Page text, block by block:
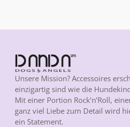
Unsere Mission? Accessoires
einzigartig sind wie die
Mit einer Portion Rock’n’Roll,
ganz viel Liebe zum Detail wird
ein Statement.